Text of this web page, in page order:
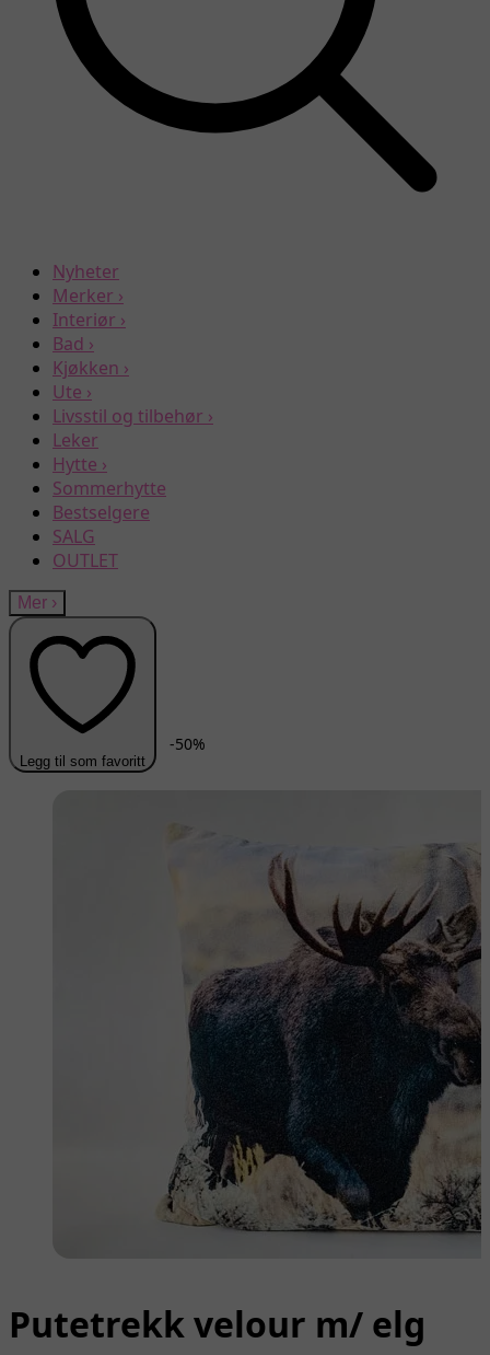
Nyheter
Merker ›
Interiør ›
Bad ›
Kjøkken ›
Ute ›
Livsstil og tilbehør ›
Leker
Hytte ›
Sommerhytte
Bestselgere
SALG
OUTLET
Mer ›
Legg til som favoritt
-50%
Putetrekk velour m/ elg